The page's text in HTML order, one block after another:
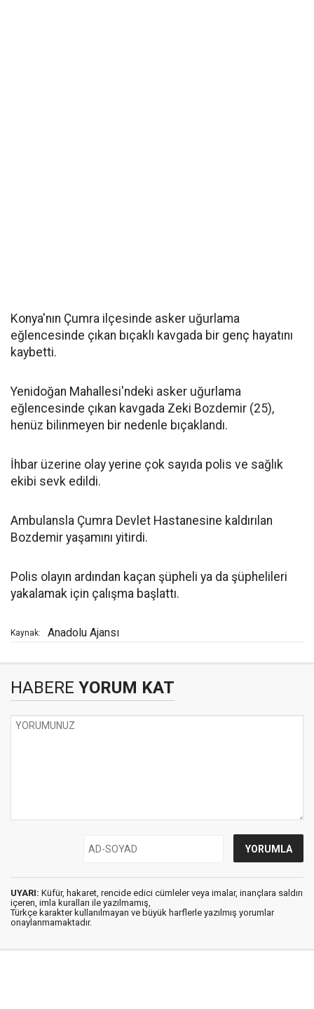
Konya'nın Çumra ilçesinde asker uğurlama
eğlencesinde çıkan bıçaklı kavgada bir genç hayatını
kaybetti.
Yenidoğan Mahallesi'ndeki asker uğurlama
eğlencesinde çıkan kavgada Zeki Bozdemir (25),
henüz bilinmeyen bir nedenle bıçaklandı.
İhbar üzerine olay yerine çok sayıda polis ve sağlık
ekibi sevk edildi.
Ambulansla Çumra Devlet Hastanesine kaldırılan
Bozdemir yaşamını yitirdi.
Polis olayın ardından kaçan şüpheli ya da şüphelileri
yakalamak için çalışma başlattı.
Kaynak: Anadolu Ajansı
HABERE YORUM KAT
UYARI: Küfür, hakaret, rencide edici cümleler veya imalar, inançlara saldırı
içeren, imla kuralları ile yazılmamış,
Türkçe karakter kullanılmayan ve büyük harflerle yazılmış yorumlar
onaylanmamaktadır.